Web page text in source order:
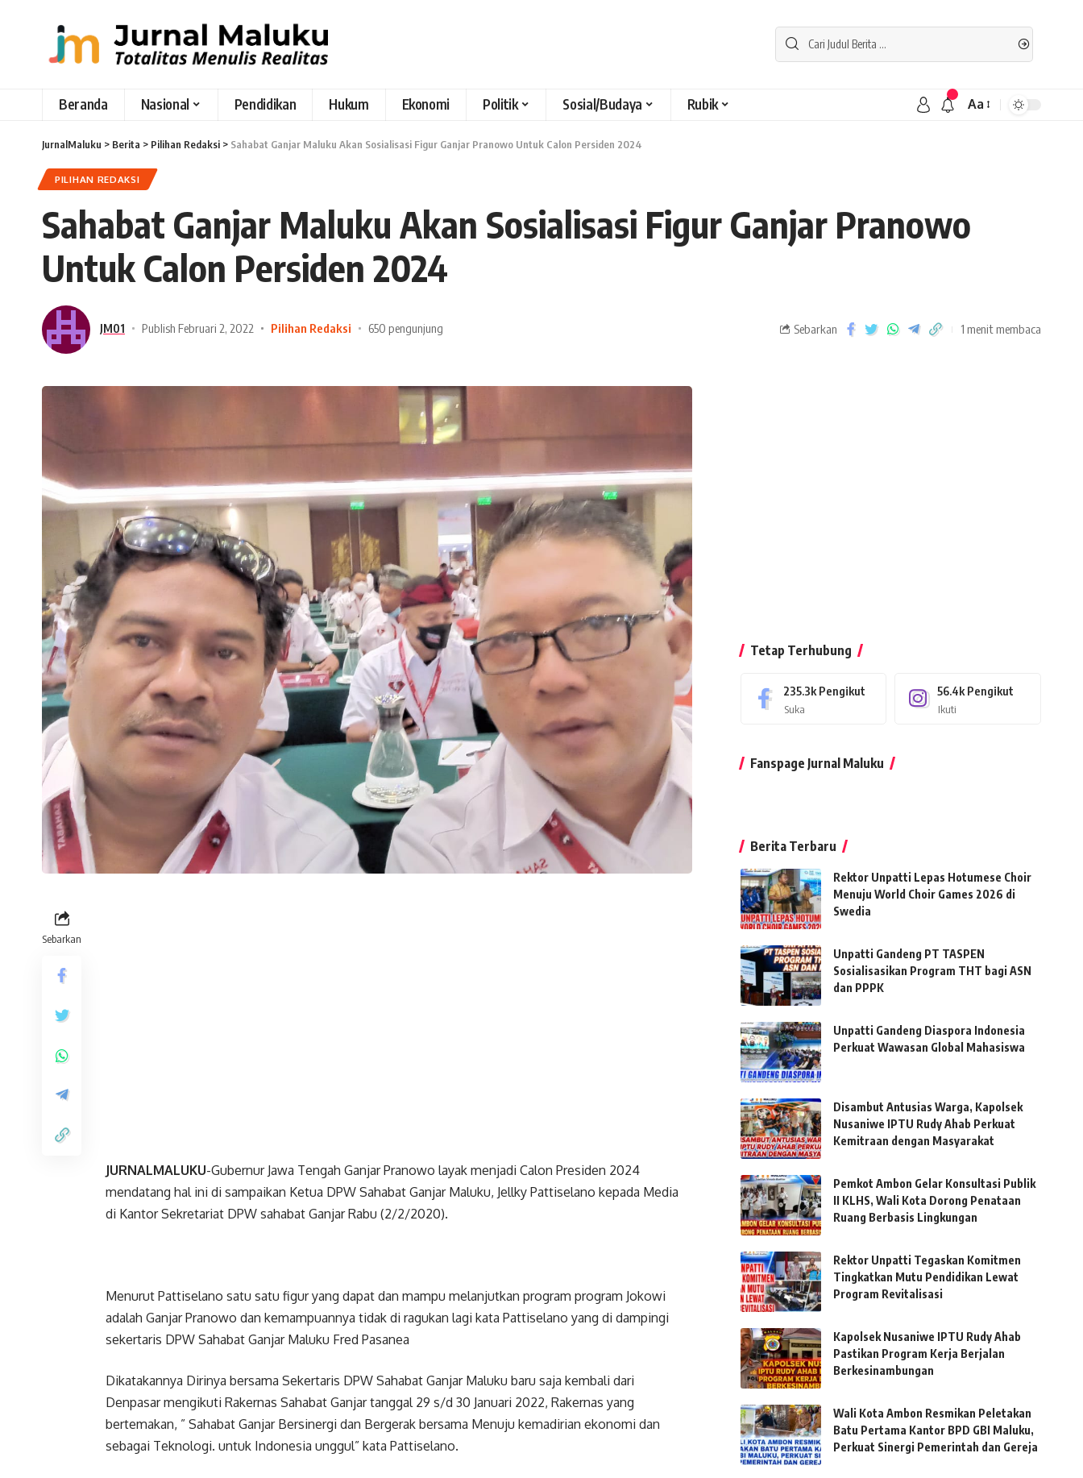
Beranda Nasional Pendidikan Hukum Ekonomi Politik Sosial/Budaya Rubik Aa
JurnalMaluku > Berita > Pilihan Redaksi > Sahabat Ganjar Maluku Akan Sosialisasi Figur Ganjar Pranowo Untuk Calon Persiden 2024
PILIHAN REDAKSI
Sahabat Ganjar Maluku Akan Sosialisasi Figur Ganjar Pranowo
Untuk Calon Persiden 2024
JM01 Publish Februari 2, 2022 Pilihan Redaksi 650 pengunjung Sebarkan 1 menit membaca
Sebarkan
JURNALMALUKU-Gubernur Jawa Tengah Ganjar Pranowo layak menjadi Calon Presiden 2024
mendatang hal ini di sampaikan Ketua DPW Sahabat Ganjar Maluku, Jellky Pattiselano kepada Media
di Kantor Sekretariat DPW sahabat Ganjar Rabu (2/2/2020).
Menurut Pattiselano satu satu figur yang dapat dan mampu melanjutkan program program Jokowi
adalah Ganjar Pranowo dan kemampuannya tidak di ragukan lagi kata Pattiselano yang di dampingi
sekertaris DPW Sahabat Ganjar Maluku Fred Pasanea
Dikatakannya Dirinya bersama Sekertaris DPW Sahabat Ganjar Maluku baru saja kembali dari
Denpasar mengikuti Rakernas Sahabat Ganjar tanggal 29 s/d 30 Januari 2022, Rakernas yang
bertemakan, ” Sahabat Ganjar Bersinergi dan Bergerak bersama Menuju kemadirian ekonomi dan
sebagai Teknologi. untuk Indonesia unggul” kata Pattiselano.
Tetap Terhubung
235.3k Pengikut
Suka
56.4k Pengikut
Ikuti
Fanspage Jurnal Maluku
Berita Terbaru
Rektor Unpatti Lepas Hotumese Choir
Menuju World Choir Games 2026 di
Swedia
Unpatti Gandeng PT TASPEN
Sosialisasikan Program THT bagi ASN
dan PPPK
Unpatti Gandeng Diaspora Indonesia
Perkuat Wawasan Global Mahasiswa
Disambut Antusias Warga, Kapolsek
Nusaniwe IPTU Rudy Ahab Perkuat
Kemitraan dengan Masyarakat
Pemkot Ambon Gelar Konsultasi Publik
II KLHS, Wali Kota Dorong Penataan
Ruang Berbasis Lingkungan
Rektor Unpatti Tegaskan Komitmen
Tingkatkan Mutu Pendidikan Lewat
Program Revitalisasi
Kapolsek Nusaniwe IPTU Rudy Ahab
Pastikan Program Kerja Berjalan
Berkesinambungan
Wali Kota Ambon Resmikan Peletakan
Batu Pertama Kantor BPD GBI Maluku,
Perkuat Sinergi Pemerintah dan Gereja